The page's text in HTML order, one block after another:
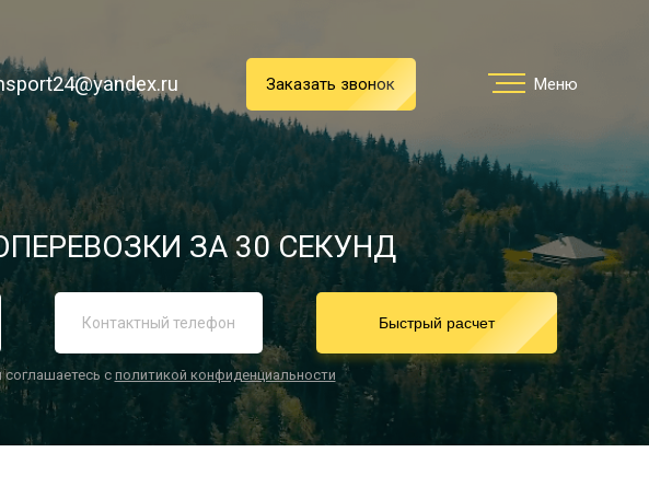
Заказать звонок Меню
Услуги
Преимущества
О компании
Заказать звонок Меню
ЗА 30 СЕКУНД
Быстрый расчет
соглашаетесь с политикой конфиденциальности